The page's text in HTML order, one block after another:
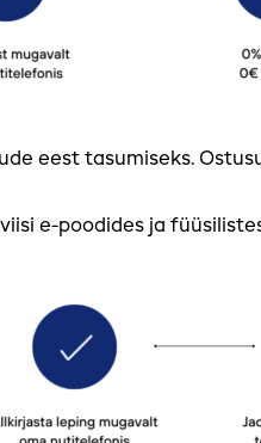
eest tasumiseks.
e-poodides ja